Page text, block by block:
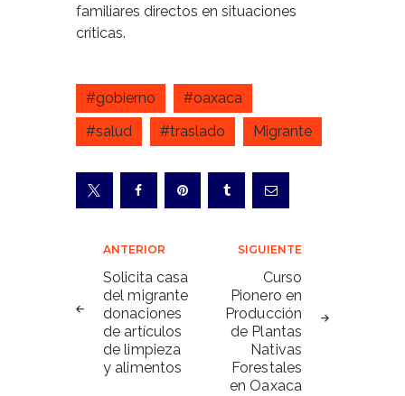
familiares directos en situaciones
críticas.
#gobierno
#oaxaca
#salud
#traslado Migrante
Navegación
de
entradas
ANTERIOR
Solicita casa
del migrante
donaciones
de artículos
de limpieza
y alimentos
SIGUIENTE
Curso
Pionero en
Producción
de Plantas
Nativas
Forestales
en Oaxaca